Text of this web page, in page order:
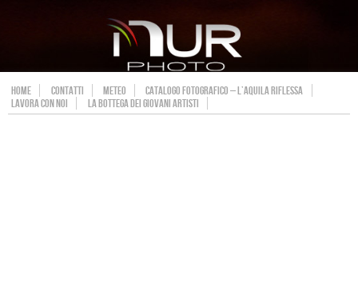
HOME CONTATTI METEO
CATALOGO FOTOGRAFICO – L’AQUILA RIFLESSA
LAVORA CON NOI
LA BOTTEGA DEI GIOVANI ARTISTI